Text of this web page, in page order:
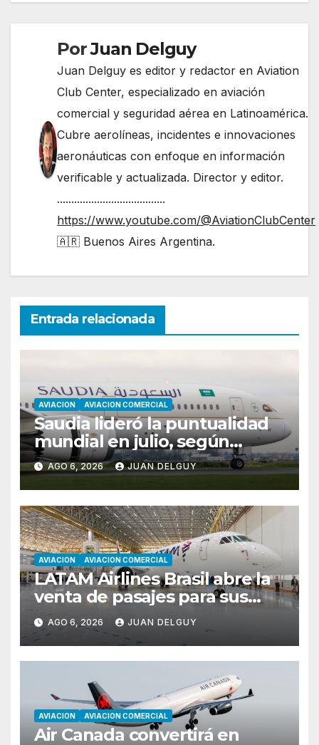
PorJuan Delguy
Juan Delguy es editor y redactor en Aviation
Club Center, especializado en aviación
comercial y seguridad aérea en Latinoamérica.
Cubre aerolíneas, incidentes e innovaciones
aeronáuticas con enfoque en información
verificable y actualizada. Director y editor.
......................................
https://www.youtube.com/@AviationClubCenter
🇦🇷 Buenos Aires Argentina.
Entrada relacionada
AVIACION AVIACION COMERCIAL
Saudia lideró la puntualidad
mundial en julio, según
Cirium
AGO 6, 2026 JUAN DELGUY
AVIACION AVIACION COMERCIAL
LATAM Airlines Brasil abre la
venta de pasajes para sus
nuevos Embraer E195-E2 y
anuncia la expansión de su
red
AGO 6, 2026 JUAN DELGUY
AVIACION AVIACION COMERCIAL
Air Canada convertirá en